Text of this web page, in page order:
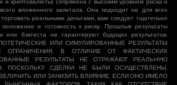
вложенного капитала. Она подходит не для всех
реальными деньгами, вам следует тщательно
и готовность к риску. Прошлые результаты
или бэктеста не гарантируют будущих результатов.
ИЛИ СИМУЛИРОВАННЫЕ РЕЗУЛЬТАТЫ
ОГРАНИЧЕНИЯ. В ОТЛИЧИЕ ОТ ФАКТИЧЕСКИХ
РЕЗУЛЬТАТЫ НЕ ОТРАЖАЮТ РЕАЛЬНУЮ
ПОСКОЛЬКУ СДЕЛКИ НЕ БЫЛИ ОСУЩЕСТВЛЕНЫ,
ИЛИ ЗАНИЗИТЬ ВЛИЯНИЕ, ЕСЛИ ОНО ИМЕЛО